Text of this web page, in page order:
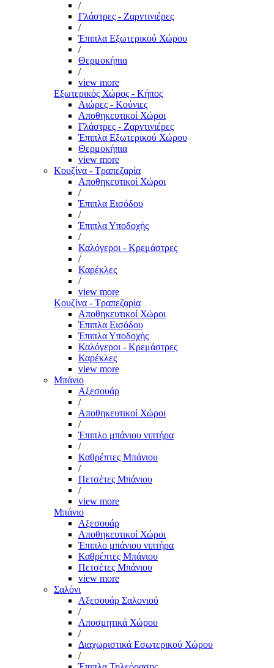
/
Γλάστρες - Ζαρντινιέρες
/
Έπιπλα Εξωτερικού Χώρου
/
Θερμοκήπια
/
view more
Εξωτερικός Χώρος - Κήπος
Αιώρες - Κούνιες
Αποθηκευτικοί Χώροι
Γλάστρες - Ζαρντινιέρες
Έπιπλα Εξωτερικού Χώρου
Θερμοκήπια
view more
Κουζίνα - Τραπεζαρία
Αποθηκευτικοί Χώροι
/
Έπιπλα Εισόδου
/
Έπιπλα Υποδοχής
/
Καλόγεροι - Κρεμάστρες
/
Καρέκλες
/
view more
Κουζίνα - Τραπεζαρία
Αποθηκευτικοί Χώροι
Έπιπλα Εισόδου
Έπιπλα Υποδοχής
Καλόγεροι - Κρεμάστρες
Καρέκλες
view more
Μπάνιο
Αξεσουάρ
/
Αποθηκευτικοί Χώροι
/
Έπιπλο μπάνιου νιπτήρα
/
Καθρέπτες Μπάνιου
/
Πετσέτες Μπάνιου
/
view more
Μπάνιο
Αξεσουάρ
Αποθηκευτικοί Χώροι
Έπιπλο μπάνιου νιπτήρα
Καθρέπτες Μπάνιου
Πετσέτες Μπάνιου
view more
Σαλόνι
Αξεσουάρ Σαλονιού
/
Αποσμητικά Χώρου
/
Διαχωριστικά Εσωτερικού Χώρου
/